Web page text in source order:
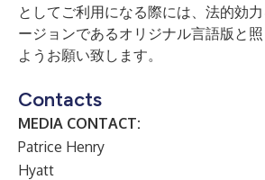
としてご利用になる際には、法的効
ージョンであるオリジナル言語版と
ようお願い致します。
Contacts
MEDIA CONTACT:
Patrice Henry
Hyatt